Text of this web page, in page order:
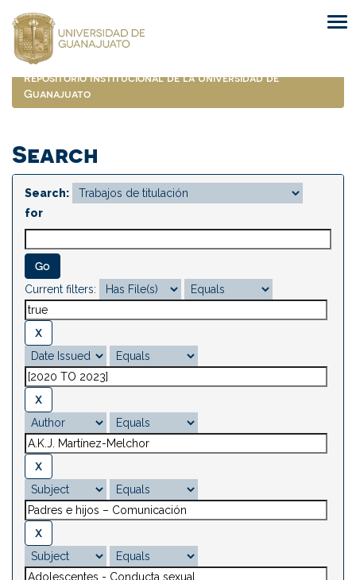
navigation
Repositorio Institucional de la Universidad de
Guanajuato
Search
Search:
for
Current filters: